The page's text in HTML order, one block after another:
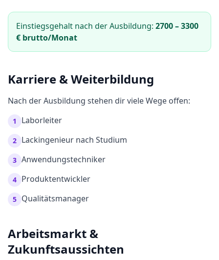
Einstiegsgehalt nach der Ausbildung: 2700–3300
€ brutto/Monat
Karriere & Weiterbildung
Nach der Ausbildung stehen dir viele Wege offen:
1 Laborleiter
2 Lackingenieur nach Studium
3 Anwendungstechniker
4 Produktentwickler
5 Qualitätsmanager
Arbeitsmarkt &
Zukunftsaussichten